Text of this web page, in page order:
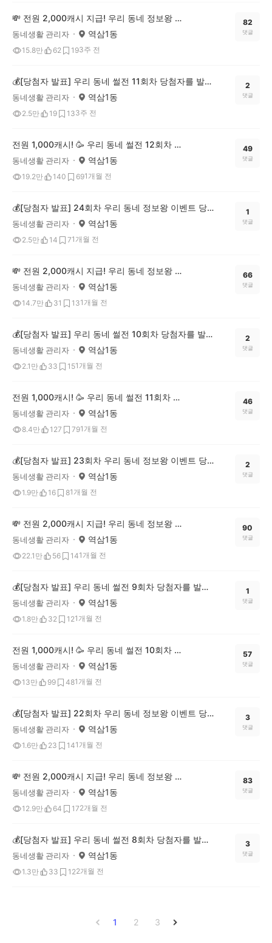
💸 전원 2,000캐시 지급! 우리 동네 정보왕 26회차 (~7/27)
동네생활 관리자 역삼1동
15.8만 62 193주 전
82
댓글
💰[당첨자 발표] 우리 동네 썰전 11회차 당첨자를 발표합니다!
동네생활 관리자 역삼1동
2.5만 19 133주 전
2
댓글
전원 1,000캐시! 🥳 우리 동네 썰전 12회차 OPEN (~7/20)
동네생활 관리자 역삼1동
19.2만 140 691개월 전
49
댓글
💰[당첨자 발표] 24회차 우리 동네 정보왕 이벤트 당첨자를 발표합니다!
동네생활 관리자 역삼1동
2.5만 14 71개월 전
1
댓글
💸 전원 2,000캐시 지급! 우리 동네 정보왕 25회차 (~7/13)
동네생활 관리자 역삼1동
14.7만 31 131개월 전
66
댓글
💰[당첨자 발표] 우리 동네 썰전 10회차 당첨자를 발표합니다!
동네생활 관리자 역삼1동
2.1만 33 151개월 전
2
댓글
전원 1,000캐시! 🥳 우리 동네 썰전 11회차 OPEN (~7/6)
동네생활 관리자 역삼1동
8.4만 127 791개월 전
46
댓글
💰[당첨자 발표] 23회차 우리 동네 정보왕 이벤트 당첨자를 발표합니다!
동네생활 관리자 역삼1동
1.9만 16 81개월 전
2
댓글
💸 전원 2,000캐시 지급! 우리 동네 정보왕 24회차 (~6/29)
동네생활 관리자 역삼1동
22.1만 56 141개월 전
90
댓글
💰[당첨자 발표] 우리 동네 썰전 9회차 당첨자를 발표합니다!
동네생활 관리자 역삼1동
1.8만 32 121개월 전
1
댓글
전원 1,000캐시! 🥳 우리 동네 썰전 10회차 OPEN (~6/22)
동네생활 관리자 역삼1동
13만 99 481개월 전
57
댓글
💰[당첨자 발표] 22회차 우리 동네 정보왕 이벤트 당첨자를 발표합니다!
동네생활 관리자 역삼1동
1.6만 23 141개월 전
3
댓글
💸 전원 2,000캐시 지급! 우리 동네 정보왕 23회차 (~6/15)
동네생활 관리자 역삼1동
12.9만 64 172개월 전
83
댓글
💰[당첨자 발표] 우리 동네 썰전 8회차 당첨자를 발표합니다!
동네생활 관리자 역삼1동
1.3만 33 122개월 전
3
댓글
1 2 3